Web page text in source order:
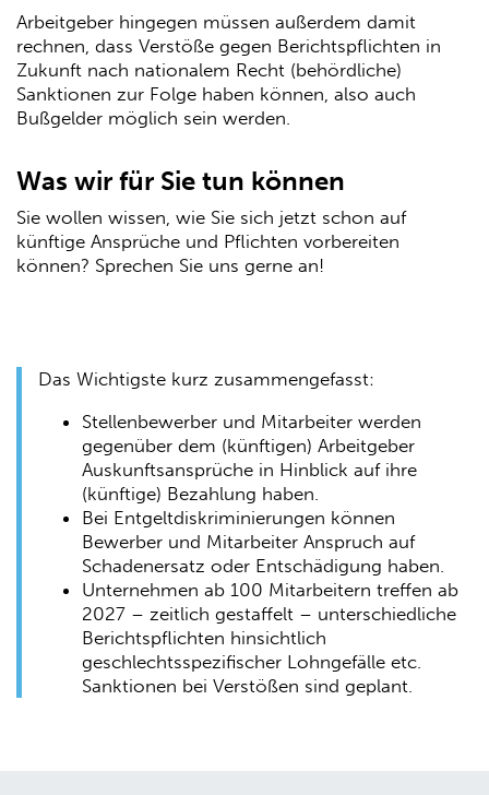
Arbeitgeber hingegen müssen außerdem damit
rechnen, dass Verstöße gegen Berichtspflichten in
Zukunft nach nationalem Recht (behördliche)
Sanktionen zur Folge haben können, also auch
Bußgelder möglich sein werden.
Was wir für Sie tun können
Sie wollen wissen, wie Sie sich jetzt schon auf
künftige Ansprüche und Pflichten vorbereiten
können? Sprechen Sie uns gerne an!
Das Wichtigste kurz zusammengefasst:
Stellenbewerber und Mitarbeiter werden
gegenüber dem (künftigen) Arbeitgeber
Auskunftsansprüche in Hinblick auf ihre
(künftige) Bezahlung haben.
Bei Entgeltdiskriminierungen können
Bewerber und Mitarbeiter Anspruch auf
Schadenersatz oder Entschädigung haben.
Unternehmen ab 100 Mitarbeitern treffen ab
2027 – zeitlich gestaffelt – unterschiedliche
Berichtspflichten hinsichtlich
geschlechtsspezifischer Lohngefälle etc.
Sanktionen bei Verstößen sind geplant.